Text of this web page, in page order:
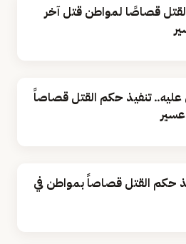
قصاصًا لمواطن قتل آخر
عليه.. تنفيذ حكم القتل قصاصاً
حكم القتل قصاصاً بمواطن في